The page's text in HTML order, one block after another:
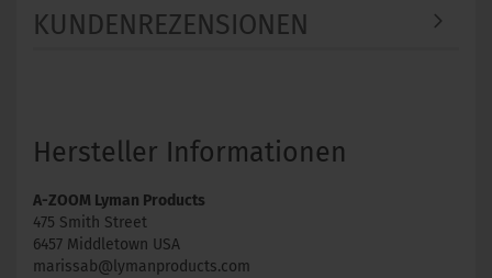
KUNDENREZENSIONEN
Hersteller Informationen
A-ZOOM Lyman Products
475 Smith Street
6457 Middletown USA
marissab@lymanproducts.com